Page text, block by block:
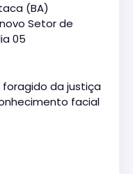
(BA)
Setor de
05
foragido da justiça
facial